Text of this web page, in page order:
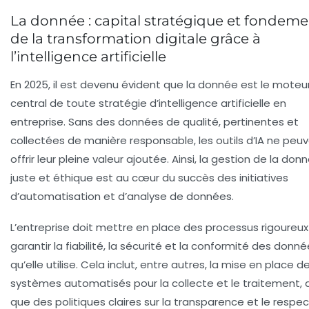
La donnée : capital stratégique et
de la transformation digitale grâce à
l’intelligence artificielle
En 2025, il est devenu évident que la donnée est le
central de toute stratégie d’intelligence artificielle en
entreprise. Sans des données de qualité, pertinentes et
collectées de manière responsable, les outils d’IA ne
offrir leur pleine valeur ajoutée. Ainsi, la gestion de la
juste et éthique est au cœur du succès des initiatives
d’automatisation et d’analyse de données.
L’entreprise doit mettre en place des processus
garantir la fiabilité, la sécurité et la conformité des
qu’elle utilise. Cela inclut, entre autres, la mise en place
systèmes automatisés pour la collecte et le traitement,
que des politiques claires sur la transparence et le